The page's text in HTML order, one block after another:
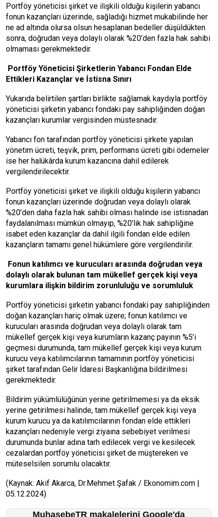
Portföy yöneticisi şirket ve ilişkili olduğu kişilerin yabancı
fonun kazançları üzerinde, sağladığı hizmet mukabilinde her
ne ad altında olursa olsun hesaplanan bedeller düşüldükten
sonra, doğrudan veya dolaylı olarak %20’den fazla hak sahibi
olmaması gerekmektedir.
Portföy Yöneticisi Şirketlerin Yabancı Fondan Elde
Ettikleri Kazançlar ve İstisna Sınırı
Yukarıda belirtilen şartları birlikte sağlamak kaydıyla portföy
yöneticisi şirketin yabancı fondaki pay sahipliğinden doğan
kazançları kurumlar vergisinden müstesnadır.
Yabancı fon tarafından portföy yöneticisi şirkete yapılan
yönetim ücreti, teşvik, prim, performans ücreti gibi ödemeler
ise her halükârda kurum kazancına dahil edilerek
vergilendirilecektir.
Portföy yöneticisi şirket ve ilişkili olduğu kişilerin yabancı
fonun kazançları üzerinde doğrudan veya dolaylı olarak
%20’den daha fazla hak sahibi olması halinde ise istisnadan
faydalanılması mümkün olmayıp, %20’lik hak sahipliğine
isabet eden kazançlar da dahil ilgili fondan elde edilen
kazançların tamamı genel hükümlere göre vergilendirilir.
Fonun katılımcı ve kurucuları arasında doğrudan veya
dolaylı olarak bulunan tam mükellef gerçek kişi veya
kurumlara ilişkin bildirim zorunluluğu ve sorumluluk
Portföy yöneticisi şirketin yabancı fondaki pay sahipliğinden
doğan kazançları hariç olmak üzere; fonun katılımcı ve
kurucuları arasında doğrudan veya dolaylı olarak tam
mükellef gerçek kişi veya kurumların kazanç payının %5’i
geçmesi durumunda, tam mükellef gerçek kişi veya kurum
kurucu veya katılımcılarının tamamının portföy yöneticisi
şirket tarafından Gelir İdaresi Başkanlığına bildirilmesi
gerekmektedir.
Bildirim yükümlülüğünün yerine getirilmemesi ya da eksik
yerine getirilmesi halinde, tam mükellef gerçek kişi veya
kurum kurucu ya da katılımcılarının fondan elde ettikleri
kazançları nedeniyle vergi ziyaına sebebiyet verilmesi
durumunda bunlar adına tarh edilecek vergi ve kesilecek
cezalardan portföy yöneticisi şirket de müştereken ve
müteselsilen sorumlu olacaktır.
(Kaynak: Akif Akarca, Dr.Mehmet Şafak / Ekonomim.com |
05.12.2024)
MuhasebeTR makalelerini Google'da